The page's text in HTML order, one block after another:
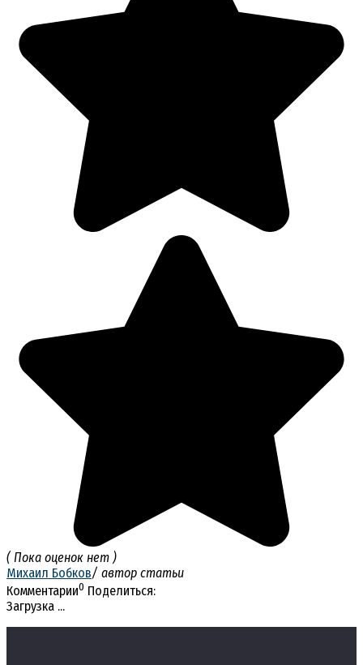
( Пока оценок нет )
Михаил Бобков/ автор статьи
Комментарии0 Поделиться:
Загрузка ...